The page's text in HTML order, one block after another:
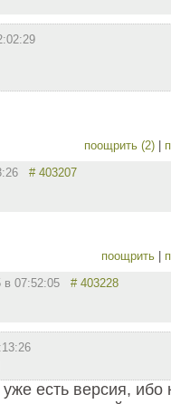
поощрить (2) |
# 403207
поощрить |
в 07:52:05 # 403228
есть версия, ибо